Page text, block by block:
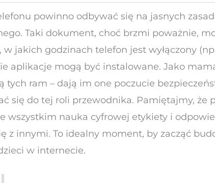
powinno odbywać się na jasnych
Taki dokument, choć brzmi poważnie,
w jakich godzinach telefon jest wyłączony
aplikacje mogą być instalowane. Jako
tych ram – dają im one poczucie
się do tej roli przewodnika. Pamiętajmy, że
wszystkim nauka cyfrowej etykiety i
z innymi. To idealny moment, by zacząć
w internecie.